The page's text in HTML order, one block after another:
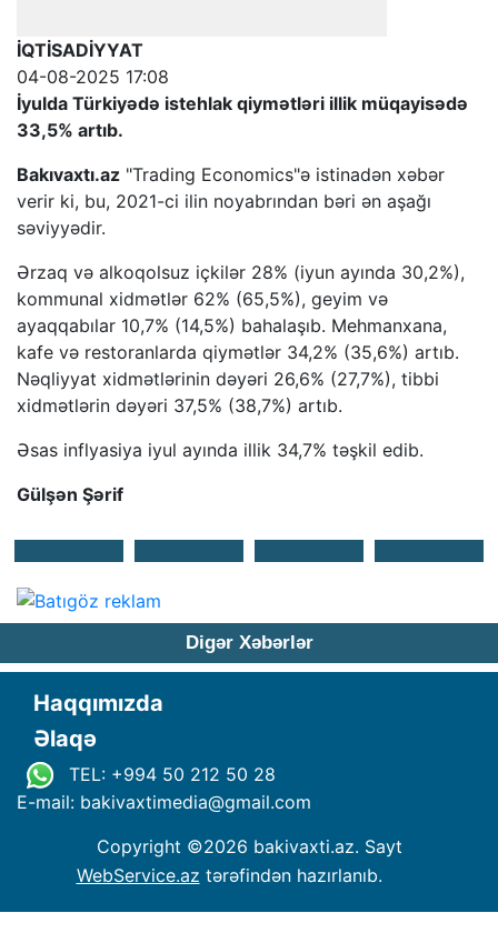
İQTİSADİYYAT
04-08-2025 17:08
İyulda Türkiyədə istehlak qiymətləri illik müqayisədə
33,5% artıb.
Bakıvaxtı.az "Trading Economics"ə istinadən xəbər
verir ki, bu, 2021-ci ilin noyabrından bəri ən aşağı
səviyyədir.
Ərzaq və alkoqolsuz içkilər 28% (iyun ayında 30,2%),
kommunal xidmətlər 62% (65,5%), geyim və
ayaqqabılar 10,7% (14,5%) bahalaşıb. Mehmanxana,
kafe və restoranlarda qiymətlər 34,2% (35,6%) artıb.
Nəqliyyat xidmətlərinin dəyəri 26,6% (27,7%), tibbi
xidmətlərin dəyəri 37,5% (38,7%) artıb.
Əsas inflyasiya iyul ayında illik 34,7% təşkil edib.
Gülşən Şərif
Digər Xəbərlər
Haqqımızda
Əlaqə
TEL: +994 50 212 50 28
E-mail: bakivaxtimedia@gmail.com
Copyright ©2026 bakivaxti.az. Sayt
WebService.az tərəfindən hazırlanıb.